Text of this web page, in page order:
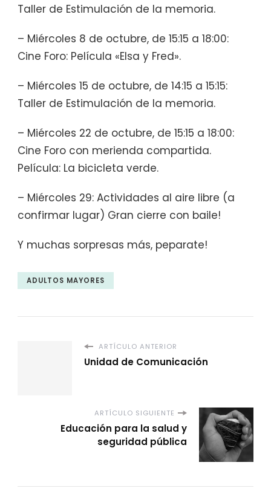
Taller de Estimulación de la memoria.
– Miércoles 8 de octubre, de 15:15 a 18:00:
Cine Foro: Película «Elsa y Fred».
– Miércoles 15 de octubre, de 14:15 a 15:15:
Taller de Estimulación de la memoria.
– Miércoles 22 de octubre, de 15:15 a 18:00:
Cine Foro con merienda compartida.
Película: La bicicleta verde.
– Miércoles 29: Actividades al aire libre (a
confirmar lugar) Gran cierre con baile!
Y muchas sorpresas más, peparate!
ADULTOS MAYORES
ARTÍCULO ANTERIOR
Unidad de Comunicación
ARTÍCULO SIGUIENTE
Educación para la salud y
seguridad pública